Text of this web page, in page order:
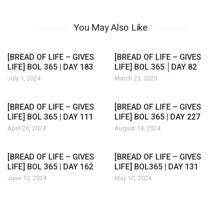
You May Also Like
[BREAD OF LIFE – GIVES
LIFE] BOL 365 | DAY 183
July 1, 2024
[BREAD OF LIFE – GIVES
LIFE] BOL 365 │DAY 82
March 23, 2023
[BREAD OF LIFE – GIVES
LIFE] BOL 365 | DAY 111
April 20, 2024
[BREAD OF LIFE – GIVES
LIFE] BOL 365 | DAY 227
August 14, 2024
[BREAD OF LIFE – GIVES
LIFE] BOL 365 | DAY 162
June 10, 2024
[BREAD OF LIFE – GIVES
LIFE] BOL365 | DAY 131
May 10, 2024